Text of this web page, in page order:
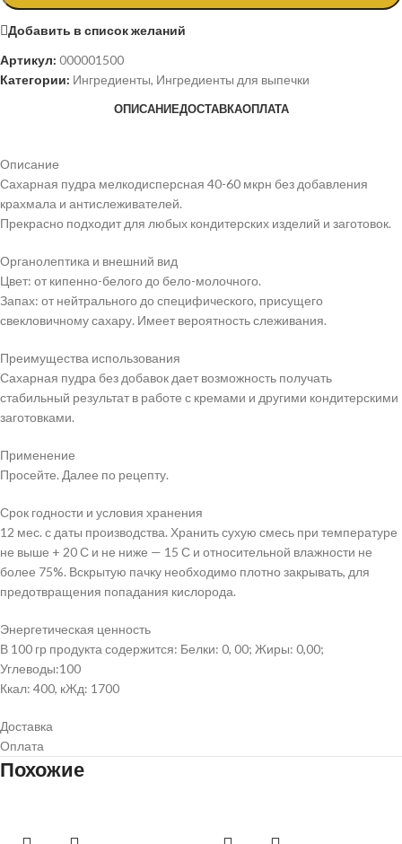
Добавить в список желаний
Артикул: 000001500
Категории: Ингредиенты, Ингредиенты для выпечки
ОПИСАНИЕДОСТАВКАОПЛАТА
Описание
Сахарная пудра мелкодисперсная 40-60 мкрн без добавления
крахмала и антислеживателей.
Прекрасно подходит для любых кондитерских изделий и заготовок.
Органолептика и внешний вид
Цвет: от кипенно-белого до бело-молочного.
Запах: от нейтрального до специфического, присущего
свекловичному сахару. Имеет вероятность слеживания.
Преимущества использования
Сахарная пудра без добавок дает возможность получать
стабильный результат в работе с кремами и другими кондитерскими
заготовками.
Применение
Просейте. Далее по рецепту.
Срок годности и условия хранения
12 мес. с даты производства. Хранить сухую смесь при температуре
не выше + 20 С и не ниже — 15 С и относительной влажности не
более 75%. Вскрытую пачку необходимо плотно закрывать, для
предотвращения попадания кислорода.
Энергетическая ценность
В 100 гр продукта содержится: Белки: 0, 00; Жиры: 0,00;
Углеводы:100
Ккал: 400, кЖд: 1700
Доставка
Оплата
Похожие